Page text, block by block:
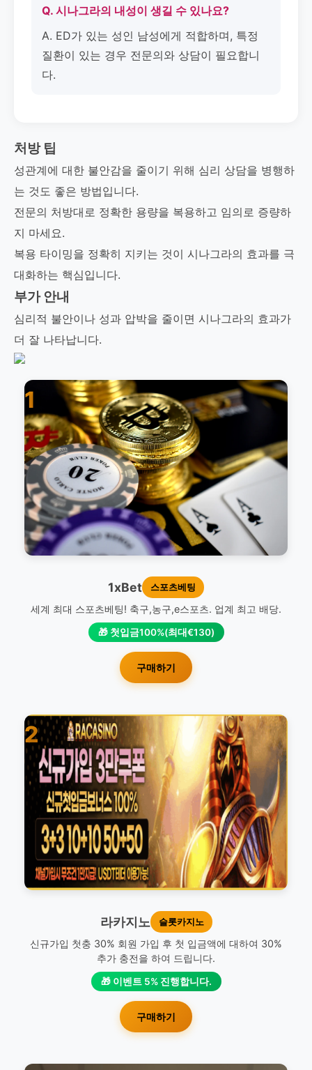
Q. 시나그라의 내성이 생길 수 있나요?
A. ED가 있는 성인 남성에게 적합하며, 특정
질환이 있는 경우 전문의와 상담이 필요합니
다.
처방 팁
성관계에 대한 불안감을 줄이기 위해 심리 상담을 병행하
는 것도 좋은 방법입니다.
전문의 처방대로 정확한 용량을 복용하고 임의로 증량하
지 마세요.
복용 타이밍을 정확히 지키는 것이 시나그라의 효과를 극
대화하는 핵심입니다.
부가 안내
심리적 불안이나 성과 압박을 줄이면 시나그라의 효과가
더 잘 나타납니다.
1
1xBet 스포츠베팅
세계 최대 스포츠베팅! 축구,농구,e스포츠. 업계 최고 배당.
🎁 첫입금100%(최대€130)
구매하기
2
라카지노 슬롯카지노
신규가입 첫충 30% 회원 가입 후 첫 입금액에 대하여 30%
추가 충전을 하여 드립니다.
🎁 이벤트 5% 진행합니다.
구매하기